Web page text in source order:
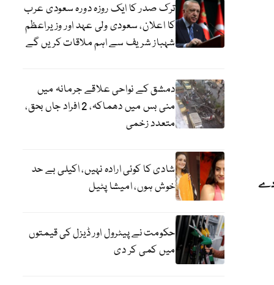
دے
ترک صدر کا ایک روزہ دورہ سعودی عرب
کا اعلان، سعودی ولی عہد اور وزیراعظم
شہباز شریف سے اہم ملاقات کریں گے
دمشق کے نواحی علاقے جرمانہ میں
منی بس میں دھماکہ، 2 افراد جاں بحق،
متعدد زخمی
شادی کا کوئی ارادہ نہیں، اکیلی بے حد
خوش ہوں، امیشا پٹیل
حکومت نے پیٹرول اور ڈیزل کی قیمتوں
میں کمی کر دی